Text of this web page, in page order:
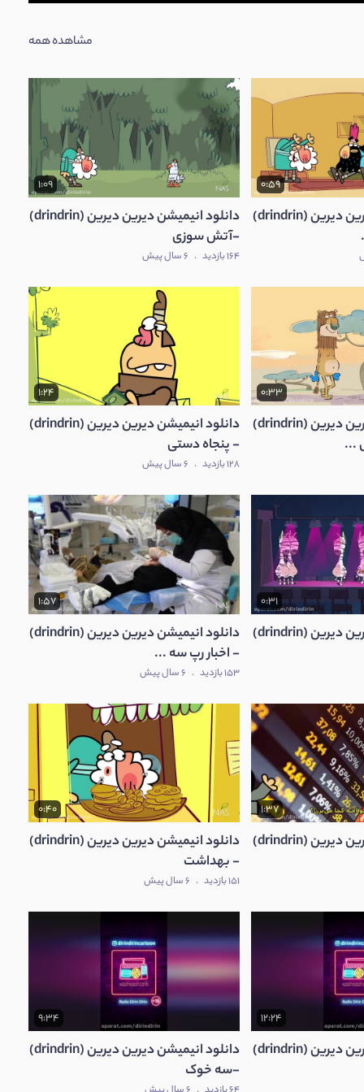
مشاهده همه
0:59
دانلود انیمیشن دیرین دیرین (drindrin)
1:09
دانلود انیمیشن دیرین دیرین (drindrin)
-آتش سوزی
164 بازدید . 6 سال پیش
0:33
دانلود انیمیشن دیرین دیرین (drindrin)
...
1:24
دانلود انیمیشن دیرین دیرین (drindrin)
- پنجاه دستی
128 بازدید . 6 سال پیش
0:31
دانلود انیمیشن دیرین دیرین (drindrin)
1:57
دانلود انیمیشن دیرین دیرین (drindrin)
- اخبار رپ سه ...
153 بازدید . 6 سال پیش
1:37
دانلود انیمیشن دیرین دیرین (drindrin)
0:40
دانلود انیمیشن دیرین دیرین (drindrin)
- بهداشت
151 بازدید . 6 سال پیش
12:24
دانلود انیمیشن دیرین دیرین (drindrin)
9:34
دانلود انیمیشن دیرین دیرین (drindrin)
-سه خوک